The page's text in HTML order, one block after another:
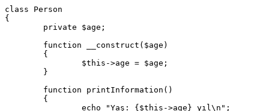
class Person
{